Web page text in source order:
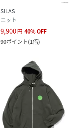
SILAS
ニット
9,900円 40%OFF
90ポイント(1倍)